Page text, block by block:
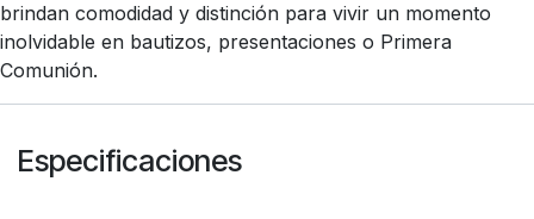
brindan comodidad y distinción para vivir un momento
inolvidable en bautizos, presentaciones o Primera
Comunión.
Especificaciones